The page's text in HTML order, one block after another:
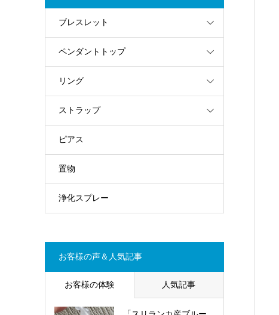
ブレスレット
ペンダントトップ
リング
ストラップ
ピアス
置物
浄化スプレー
お客様の声＆人気記事
お客様の体験 人気記事